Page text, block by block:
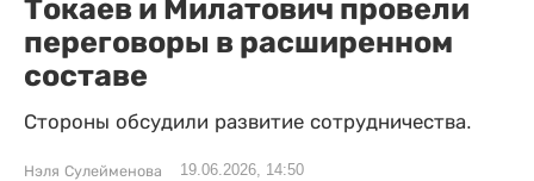
Токаев и Милатович провели
переговоры в расширенном
составе
Стороны обсудили развитие сотрудничества.
Нэля Сулейменова 19.06.2026, 14:50